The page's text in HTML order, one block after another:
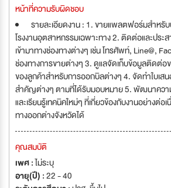
หน้าที่ความรับผิดชอบ
รายละเอียดงาน : 1. ขายแพลตฟอร์มสำหรั
โรงงานอุตสาหกรรมเฉพาะทาง 2. ติดต่อและปร
เข้ามาทางช่องทางต่างๆ เช่น โทรศัพท์, Line@,
ช่องทางการขายต่างๆ 3. ดูแลจัดเก็บข้อมูลติดต่อ
ของลูกค้าสำหรับการออกบิลต่างๆ 4. จัดทำใบเสน
สำคัญต่างๆ ตามที่ได้รับมอบหมาย 5. พัฒนาควา
และเรียนรู้เทคนิคใหม่ๆ ที่เกี่ยวข้องกับงานอย่างต่อ
ทางออกต่างจังหวัดได้
คุณสมบัติ
เพศ :ไม่ระบุ
อายุ(ปี) :22 - 40